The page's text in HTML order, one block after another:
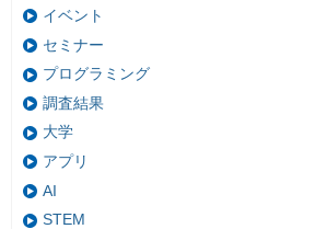
イベント
セミナー
プログラミング
調査結果
大学
アプリ
AI
STEM